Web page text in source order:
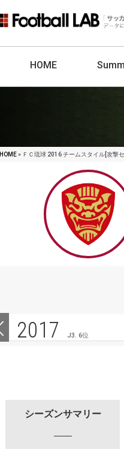
HOME
HOME» ＦＣ琉球 2016 チームスタイル[攻撃
2017 J3. 6位
シーズンサマリー